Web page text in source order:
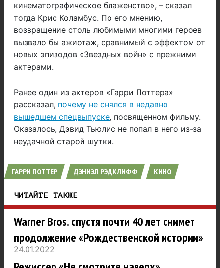
кинематографическое блаженство», – сказал
тогда Крис Коламбус. По его мнению,
возвращение столь любимыми многими героев
вызвало бы ажиотаж, сравнимый с эффектом от
новых эпизодов «Звездных войн» с прежними
актерами.
Ранее один из актеров «Гарри Поттера»
рассказал, почему не снялся в недавно
вышедшем спецвыпуске, посвященном фильму.
Оказалось, Дэвид Тьюлис не попал в него из-за
неудачной старой шутки.
ГАРРИ ПОТТЕР ДЭНИЭЛ РЭДКЛИФФ КИНО
ЧИТАЙТЕ ТАКЖЕ
Warner Bros. спустя почти 40 лет снимет
продолжение «Рождественской истории»
24.01.2022